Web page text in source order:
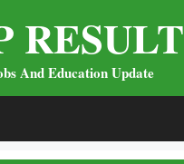
RESULT
And Education Update